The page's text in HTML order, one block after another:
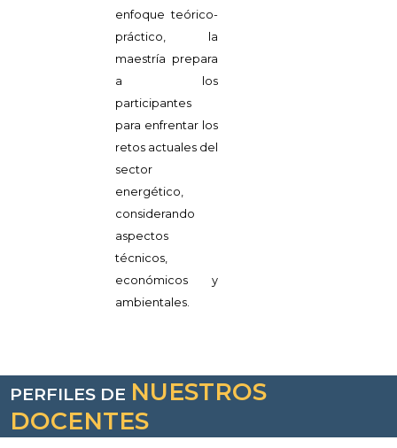
enfoque teórico-
práctico, la
maestría prepara
a los
participantes
para enfrentar los
retos actuales del
sector
energético,
considerando
aspectos
técnicos,
económicos y
ambientales.
PERFILES DE NUESTROS
DOCENTES